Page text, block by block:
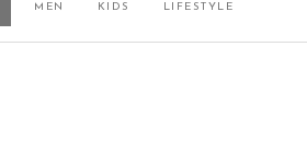
MEN KIDS LIFESTYLE